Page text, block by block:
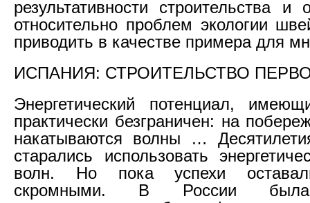
результативности строительства и
относительно проблем экологии
приводить в качестве примера для
ИСПАНИЯ: СТРОИТЕЛЬСТВО
Энергетический потенциал,
практически безграничен: на
накатываются волны …
старались использовать
волн. Но пока успехи
скромными. В России была